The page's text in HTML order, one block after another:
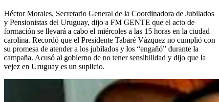
Héctor Morales, Secretario General de la Coordinadora de Jubilados
y Pensionistas del Uruguay, dijo a FM GENTE que el acto de
formación se llevará a cabo el miércoles a las 15 horas en la ciudad
carolina. Recordó que el Presidente Tabaré Vázquez no cumplió con
su promesa de atender a los jubilados y los “engañó” durante la
campaña. Acusó al gobierno de no tener sensibilidad y dijo que la
vejez en Uruguay es un suplicio.